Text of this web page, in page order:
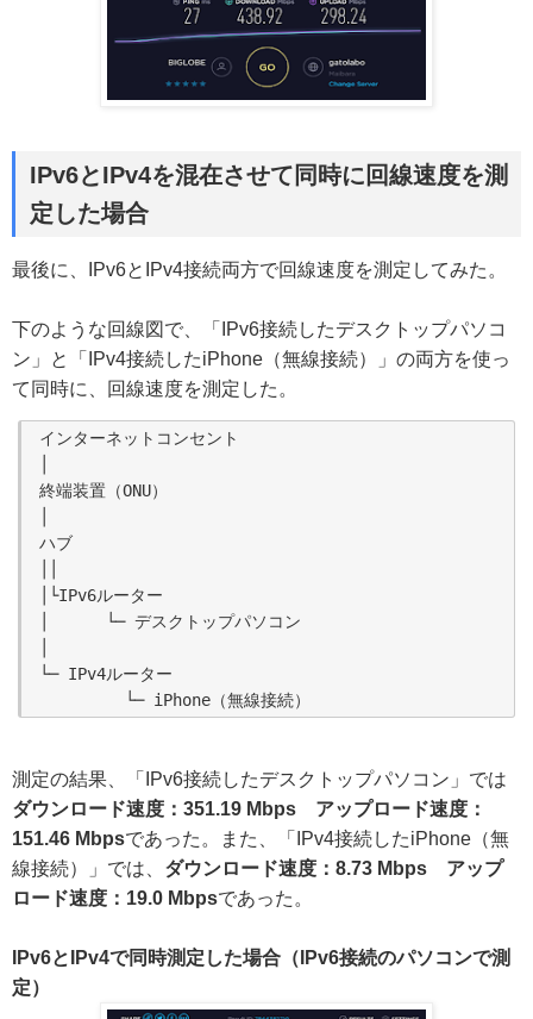
IPv6とIPv4を混在させて同時に回線速度を測
定した場合
最後に、IPv6とIPv4接続両方で回線速度を測定してみた。
下のような回線図で、「IPv6接続したデスクトップパソコ
ン」と「IPv4接続したiPhone（無線接続）」の両方を使っ
て同時に、回線速度を測定した。
インターネットコンセント
終端装置（ONU）
ハブ
│└IPv6ルーター
│      └─ デスクトップパソコン
└─ IPv4ルーター
測定の結果、「IPv6接続したデスクトップパソコン」では
ダウンロード速度：351.19 Mbps アップロード速度：
151.46 Mbpsであった。また、「IPv4接続したiPhone（無
線接続）」では、 ダウンロード速度：8.73 Mbps アップ
ロード速度：19.0 Mbpsであった。
IPv6とIPv4で同時測定した場合（IPv6接続のパソコンで測
定）